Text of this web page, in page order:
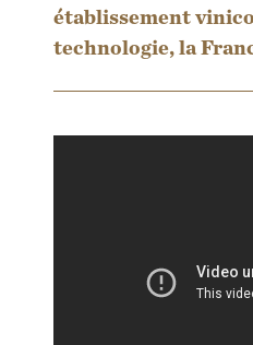
établissement
technologie, la